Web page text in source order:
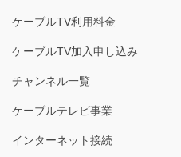
ケーブルTV利用料金
ケーブルTV加入申し込み
チャンネル一覧
ケーブルテレビ事業
インターネット接続